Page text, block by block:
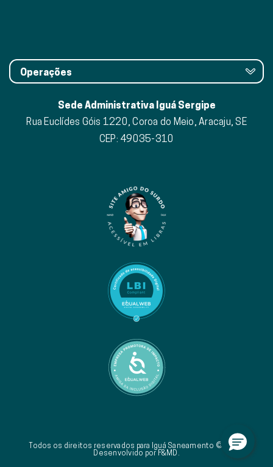
Operações
Sede Administrativa Iguá Sergipe
Rua Euclídes Góis 1220, Coroa do Meio, Aracaju, SE
CEP: 49035-310
Todos os direitos reservados para Iguá Saneamento © 2026.
Desenvolvido por F&MD.